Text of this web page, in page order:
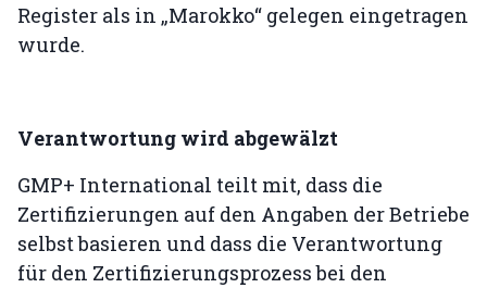
Register als in „Marokko“ gelegen eingetragen
wurde.
Verantwortung wird abgewälzt
GMP+ International teilt mit, dass die
Zertifizierungen auf den Angaben der Betriebe
selbst basieren und dass die Verantwortung
für den Zertifizierungsprozess bei den